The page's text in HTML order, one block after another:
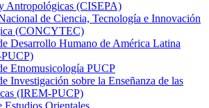
Antropológicas (CISEPA)
de Ciencia, Tecnología e Innovación
(CONCYTEC)
Desarrollo Humano de América Latina
Etnomusicología PUCP
Investigación sobre la Enseñanza de las
(IREM-PUCP)
Estudios Orientales